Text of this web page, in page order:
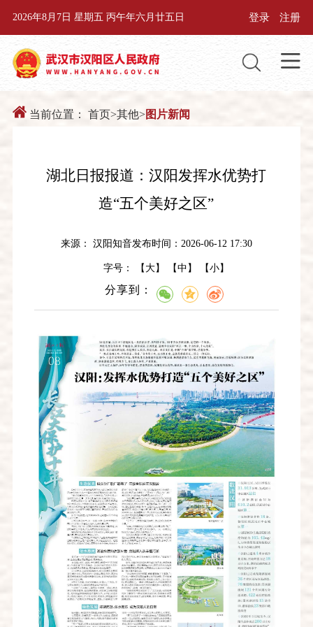
2026年8月7日 星期五 丙午年六月廿五日 登录 注册
当前位置： 首页>其他>图片新闻
湖北日报报道：汉阳发挥水优势打
造“五个美好之区”
来源： 汉阳知音发布时间：2026-06-12 17:30
字号： 【 大】 【中 】 【小】
分享到：